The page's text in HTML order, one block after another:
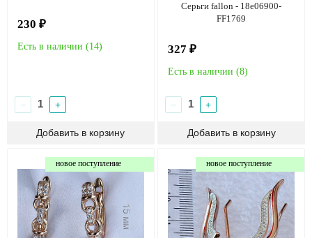
230 ₽
Есть в наличии (14)
− +
Серьги fallon - 18e06900-
FF1769
327 ₽
Есть в наличии (8)
− +
новое поступление новое поступление